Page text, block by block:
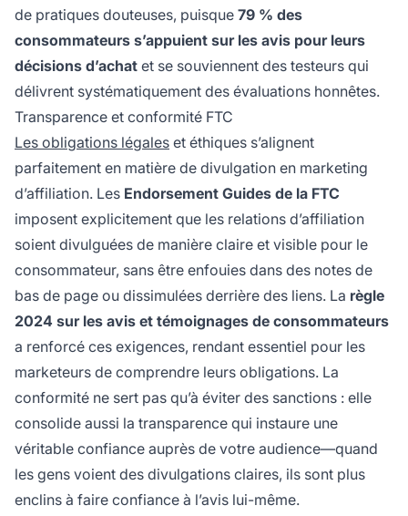
de pratiques douteuses, puisque 79 % des
consommateurs s’appuient sur les avis pour leurs
décisions d’achat et se souviennent des testeurs qui
délivrent systématiquement des évaluations honnêtes.
Transparence et conformité FTC
Les obligations légales et éthiques s’alignent
parfaitement en matière de divulgation en marketing
d’affiliation. Les Endorsement Guides de la FTC
imposent explicitement que les relations d’affiliation
soient divulguées de manière claire et visible pour le
consommateur, sans être enfouies dans des notes de
bas de page ou dissimulées derrière des liens. La règle
2024 sur les avis et témoignages de consommateurs
a renforcé ces exigences, rendant essentiel pour les
marketeurs de comprendre leurs obligations. La
conformité ne sert pas qu’à éviter des sanctions : elle
consolide aussi la transparence qui instaure une
véritable confiance auprès de votre audience—quand
les gens voient des divulgations claires, ils sont plus
enclins à faire confiance à l’avis lui-même.